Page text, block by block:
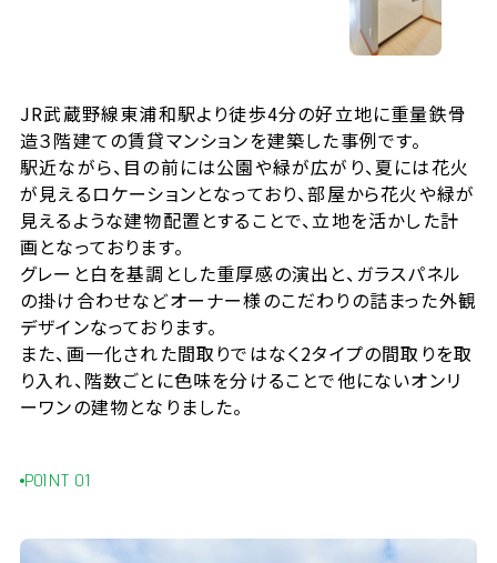
JR武蔵野線東浦和駅より徒歩4分の好立地に重量鉄骨
造３階建ての賃貸マンションを建築した事例です。
駅近ながら、目の前には公園や緑が広がり、夏には花火
が見えるロケーションとなっており、部屋から花火や緑が
見えるような建物配置とすることで、立地を活かした計
画となっております。
グレーと白を基調とした重厚感の演出と、ガラスパネル
の掛け合わせなどオーナー様のこだわりの詰まった外観
デザインなっております。
また、画一化された間取りではなく2タイプの間取りを取
り入れ、階数ごとに色味を分けることで他にないオンリ
ーワンの建物となりました。
POINT 01